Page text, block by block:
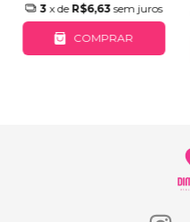
3 x de R$6,63 sem juros
COMPRAR